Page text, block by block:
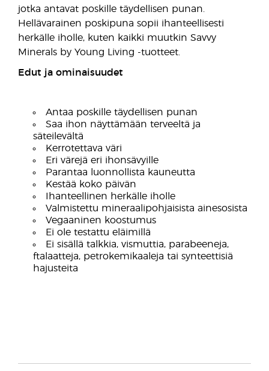
jotka antavat poskille täydellisen punan.
Hellävarainen poskipuna sopii ihanteellisesti
herkälle iholle, kuten kaikki muutkin Savvy
Minerals by Young Living -tuotteet.
Edut ja ominaisuudet
Antaa poskille täydellisen punan
Saa ihon näyttämään terveeltä ja
säteilevältä
Kerrotettava väri
Eri värejä eri ihonsävyille
Parantaa luonnollista kauneutta
Kestää koko päivän
Ihanteellinen herkälle iholle
Valmistettu mineraalipohjaisista ainesosista
Vegaaninen koostumus
Ei ole testattu eläimillä
Ei sisällä talkkia, vismuttia, parabeeneja,
ftalaatteja, petrokemikaaleja tai synteettisiä
hajusteita